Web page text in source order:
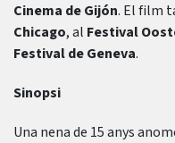
Cinema de Gijón. El film
Chicago, al Festival
Festival de Geneva.
Sinopsi
Una nena de 15 anys